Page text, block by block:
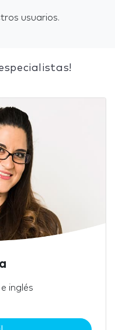
usuarios.
inglés